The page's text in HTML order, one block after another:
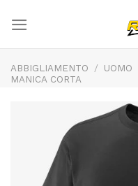
content
ABBIGLIAMENTO / UOMO
MANICA CORTA